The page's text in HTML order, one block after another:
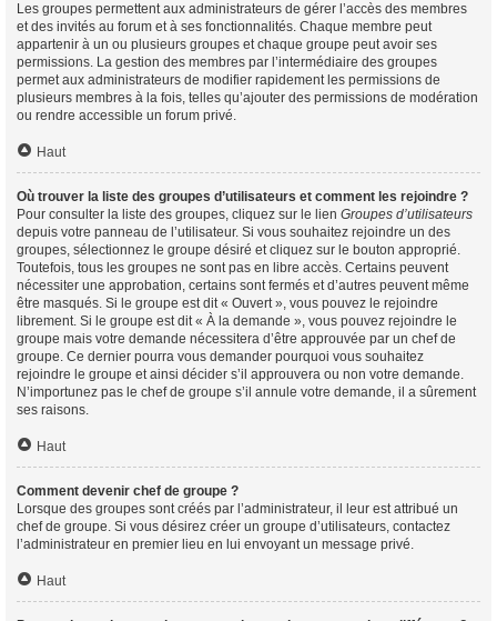
Les groupes permettent aux administrateurs de gérer l’accès des membres
et des invités au forum et à ses fonctionnalités. Chaque membre peut
appartenir à un ou plusieurs groupes et chaque groupe peut avoir ses
permissions. La gestion des membres par l’intermédiaire des groupes
permet aux administrateurs de modifier rapidement les permissions de
plusieurs membres à la fois, telles qu’ajouter des permissions de modération
ou rendre accessible un forum privé.
Haut
Où trouver la liste des groupes d’utilisateurs et comment les rejoindre ?
Pour consulter la liste des groupes, cliquez sur le lien Groupes d’utilisateurs
depuis votre panneau de l’utilisateur. Si vous souhaitez rejoindre un des
groupes, sélectionnez le groupe désiré et cliquez sur le bouton approprié.
Toutefois, tous les groupes ne sont pas en libre accès. Certains peuvent
nécessiter une approbation, certains sont fermés et d’autres peuvent même
être masqués. Si le groupe est dit « Ouvert », vous pouvez le rejoindre
librement. Si le groupe est dit « À la demande », vous pouvez rejoindre le
groupe mais votre demande nécessitera d’être approuvée par un chef de
groupe. Ce dernier pourra vous demander pourquoi vous souhaitez
rejoindre le groupe et ainsi décider s’il approuvera ou non votre demande.
N’importunez pas le chef de groupe s’il annule votre demande, il a sûrement
ses raisons.
Haut
Comment devenir chef de groupe ?
Lorsque des groupes sont créés par l’administrateur, il leur est attribué un
chef de groupe. Si vous désirez créer un groupe d’utilisateurs, contactez
l’administrateur en premier lieu en lui envoyant un message privé.
Haut